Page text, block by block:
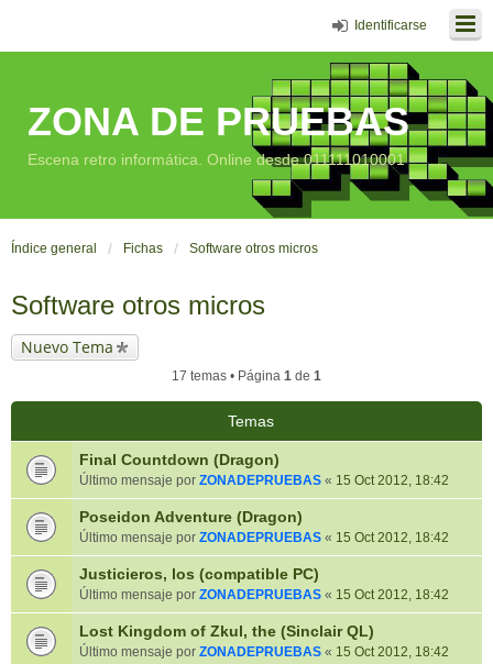
Identificarse
ZONA DE PRUEBAS
Escena retro informática. Online desde 011111010001
Índice general Fichas Software otros micros
Software otros micros
Nuevo Tema
17 temas • Página 1 de 1
Temas
Final Countdown (Dragon)
Último mensaje por ZONADEPRUEBAS « 15 Oct 2012, 18:42
Poseidon Adventure (Dragon)
Último mensaje por ZONADEPRUEBAS « 15 Oct 2012, 18:42
Justicieros, los (compatible PC)
Último mensaje por ZONADEPRUEBAS « 15 Oct 2012, 18:42
Lost Kingdom of Zkul, the (Sinclair QL)
Último mensaje por ZONADEPRUEBAS « 15 Oct 2012, 18:42